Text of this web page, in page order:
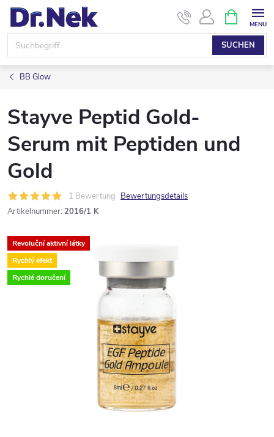
Zum
Inhalt
springen
SUCHEN
BB Glow
Stayve Peptid Gold-
Serum mit Peptiden und
Gold
1 Bewertung Bewertungsdetails
Artikelnummer: 2016/1 K
Revoluční aktivní látky
Rychlý efekt
Rychlé doručení